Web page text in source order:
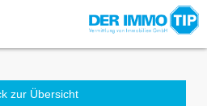
zur Übersicht